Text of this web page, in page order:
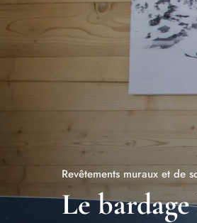
Revêtements muraux et de
Le